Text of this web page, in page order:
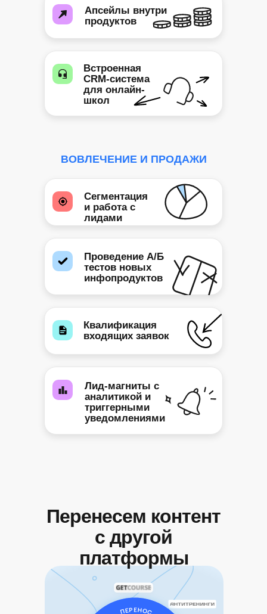
Апсейлы внутри
продуктов
Встроенная
CRM-система
для онлайн-
школ
Сегментация
и работа с
лидами
Проведение А/Б
тестов новых
инфопродуктов
Квалификация
входящих заявок
Лид-магниты с
аналитикой и
триггерными
уведомлениями
ВОВЛЕЧЕНИЕ И ПРОДАЖИ
Перенесем контент
с другой
платформы